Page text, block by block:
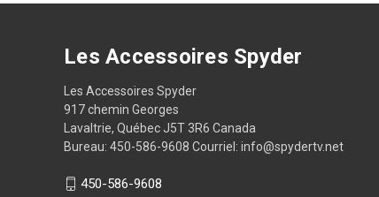
Les Accessoires Spyder
Les Accessoires Spyder
917 chemin Georges
Lavaltrie, Québec J5T 3R6 Canada
Bureau: 450-586-9608 Courriel: info@spydertv.net
450-586-9608